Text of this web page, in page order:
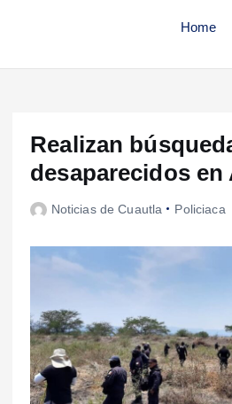
Home
Realizan
desaparecidos en
Noticias de Cuautla Policiaca